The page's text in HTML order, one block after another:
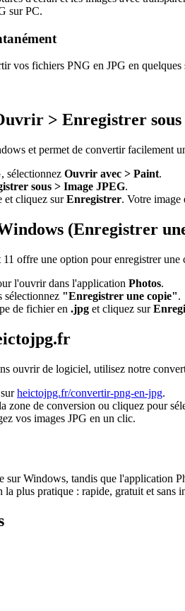
sur PC.
vos fichiers PNG en JPG en quelques
> Enregistrer sous
et permet de convertir facilement
sélectionnez Ouvrir avec > Paint.
sous > Image JPEG.
et cliquez sur Enregistrer. Votre image
(Enregistrer
offre une option pour enregistrer
l'ouvrir dans l'application Photos.
sélectionnez "Enregistrer une copie".
de fichier en .jpg et cliquez sur
ouvrir de logiciel, utilisez notre
heictojpg.fr/convertir-png-en-jpg.
zone de conversion ou cliquez pour
vos images JPG en un clic.
sur Windows, tandis que
la plus pratique : rapide, gratuit et sans